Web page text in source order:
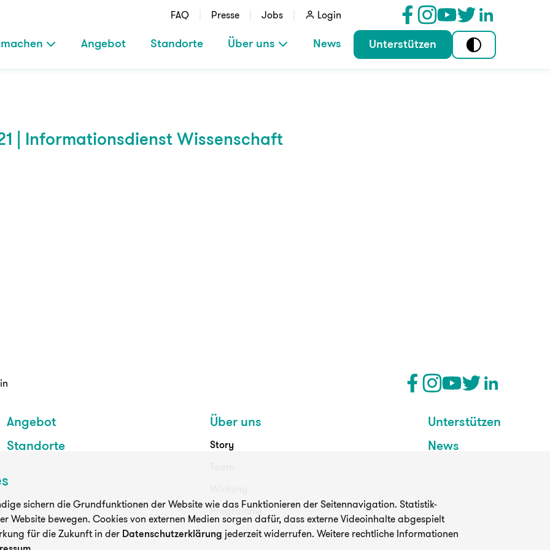
FAQ Presse Jobs Login
Angebot Standorte Über uns News Unterstützen
| Informationsdienst Wissenschaft
Angebot
Standorte
Über uns
Story
Programme
Unterstützen
News
sichern die Grundfunktionen der Website wie das Funktionieren der Seitennavigation. Statistik-
Website bewegen. Cookies von externen Medien sorgen dafür, dass externe Videoinhalte abgespielt
für die Zukunft in der Datenschutzerklärung jederzeit widerrufen. Weitere rechtliche Informationen